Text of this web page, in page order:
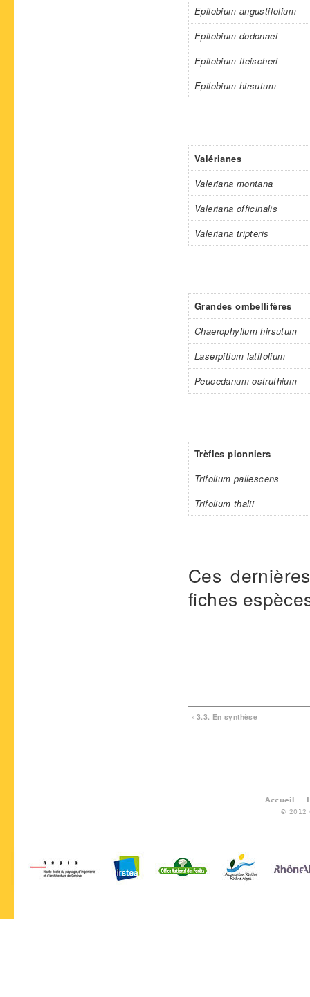
Epilobium angustifolium
Epilobium dodonaei
Epilobium fleischeri
Epilobium hirsutum
Valérianes
Valeriana montana
Valeriana officinalis
Valeriana tripteris
Grandes ombellifères
Chaerophyllum hirsutum
Laserpitium latifolium
Peucedanum ostruthium
Trèfles pionniers
Trifolium pallescens
Trifolium thalii
Ces
fiches
‹ 3.3. En synthèse
Accueil
© 2012